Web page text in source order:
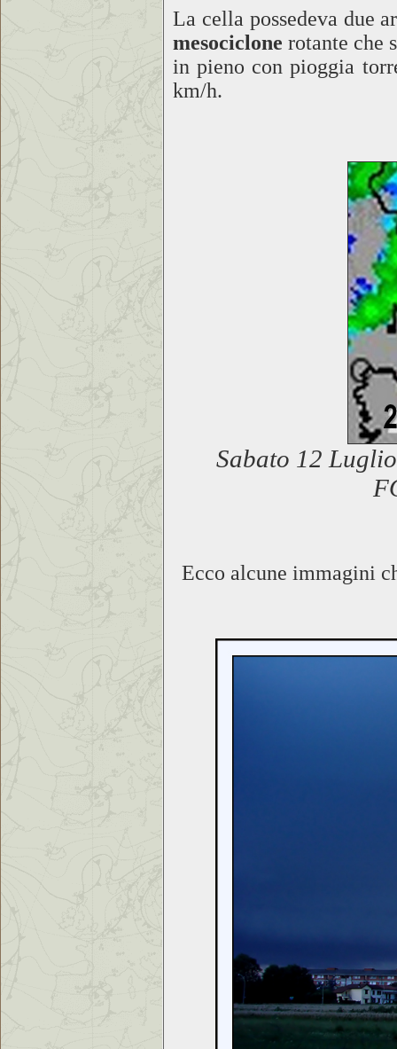
La cella possedeva due
mesociclonerotante che
in pieno con pioggia
km/h.
Sabato 12
Ecco alcune immagini